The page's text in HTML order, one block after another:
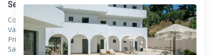
Service
Contact
Vacatures
Privacy
Samenwerken
Volg ons
Facebook
Instagram
Linkedin